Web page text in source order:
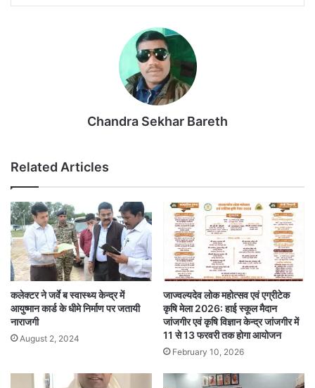
Chandra Sekhar Bareth
Related Articles
कलेक्टर ने जर्वे ब स्वास्थ्य केन्द्र में
आयुष्मान कार्ड के धीमे निर्माण पर जतायी
नाराजगी
August 2, 2024
जाज्वल्यदेव लोक महोत्सव एवं एग्रीटेक
कृषि मेला 2026: हाई स्कूल मैदान
जांजगीर एवं कृषि विज्ञान केन्द्र जांजगीर में
11 से 13 फरवरी तक होगा आयोजन
February 10, 2026